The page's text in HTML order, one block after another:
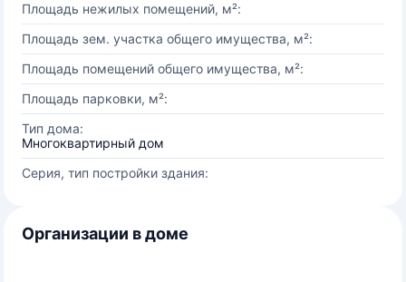
Площадь нежилых помещений, м²:
Площадь зем. участка общего имущества, м²:
Площадь помещений общего имущества, м²:
Площадь парковки, м²:
Тип дома:
Многоквартирный дом
Серия, тип постройки здания:
Организации в доме